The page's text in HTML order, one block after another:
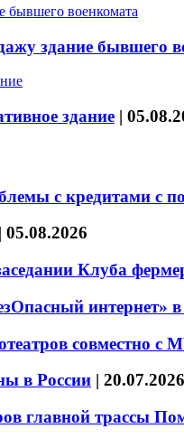
здание бывшего
здание |
с кредитами с
| 05.08.2026
Клуба
интернет»
совместно с
в России | 20.07.2026
главной трассы